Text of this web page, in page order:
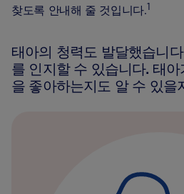
찾도록 안내해 줄 것입니다.1
태아의 청력도 발달했습니
를 인지할 수 있습니다. 태
을 좋아하는지도 알 수 있을